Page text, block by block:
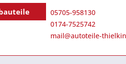
05705-958130
0174-7525742
mail@autoteile-